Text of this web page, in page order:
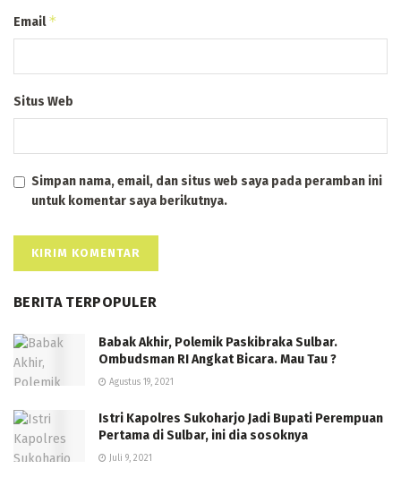
Email*
Situs Web
Simpan nama, email, dan situs web saya pada peramban ini
untuk komentar saya berikutnya.
BERITA TERPOPULER
Babak Akhir, Polemik Paskibraka Sulbar.
Ombudsman RI Angkat Bicara. Mau Tau ?
Agustus 19, 2021
Istri Kapolres Sukoharjo Jadi Bupati Perempuan
Pertama di Sulbar, ini dia sosoknya
Juli 9, 2021